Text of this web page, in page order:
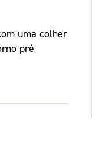
uma colher
pré